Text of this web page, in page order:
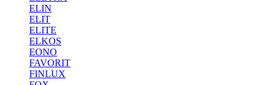
ELIN
ELIT
ELITE
ELKOS
EONO
FAVORIT
FINLUX